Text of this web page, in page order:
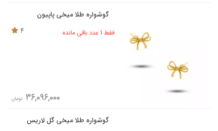
گوشواره طلا میخی پاپیون
فقط 1 عدد باقی مانده
4
36,096,000 تومان
گوشواره طلا میخی گل لاریس